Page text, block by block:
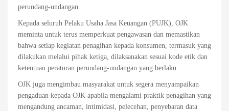
perundang-undangan.
Kepada seluruh Pelaku Usaha Jasa Keuangan (PUJK), OJK
meminta untuk terus memperkuat pengawasan dan memastikan
bahwa setiap kegiatan penagihan kepada konsumen, termasuk yang
dilakukan melalui pihak ketiga, dilaksanakan sesuai kode etik dan
ketentuan peraturan perundang‑undangan yang berlaku.
OJK juga mengimbau masyarakat untuk segera menyampaikan
pengaduan kepada OJK apabila mengalami praktik penagihan yang
mengandung ancaman, intimidasi, pelecehan, penyebaran data